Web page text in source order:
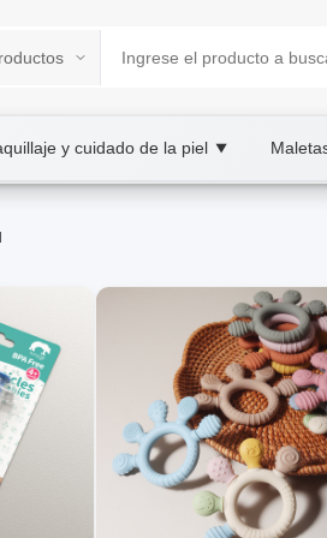
y cuidado de la piel ▼
B2B/B2C
ante emergencias, prevenir lesiones